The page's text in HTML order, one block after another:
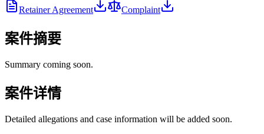
Retainer Agreement Complaint
案件摘要
Summary coming soon.
案件详情
Detailed allegations and case information will be added soon.